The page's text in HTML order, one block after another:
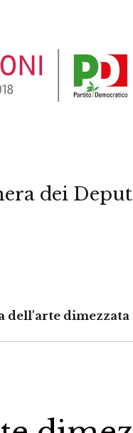
dei
dell'arte dimezzata